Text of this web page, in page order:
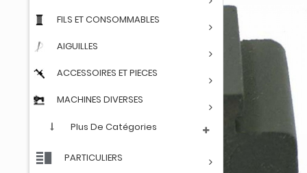
FILS ET CONSOMMABLES
AIGUILLES
ACCESSOIRES ET PIECES
MACHINES DIVERSES
Plus De Catégories
PARTICULIERS